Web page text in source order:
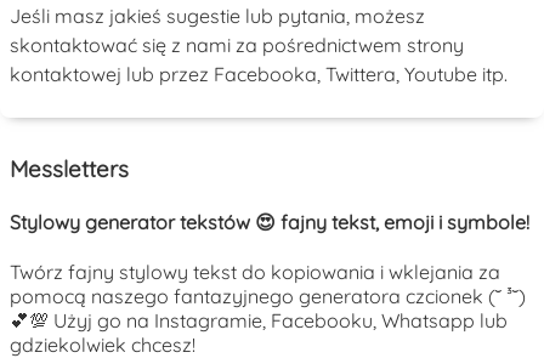
Jeśli masz jakieś sugestie lub pytania, możesz
skontaktować się z nami za pośrednictwem strony
kontaktowej lub przez Facebooka, Twittera, Youtube itp.
Messletters
Stylowy generator tekstów 😍 fajny tekst, emoji i symbole!
Twórz fajny stylowy tekst do kopiowania i wklejania za
pomocą naszego fantazyjnego generatora czcionek (˘ ³˘)
💕💯 Użyj go na Instagramie, Facebooku, Whatsapp lub
gdziekolwiek chcesz!